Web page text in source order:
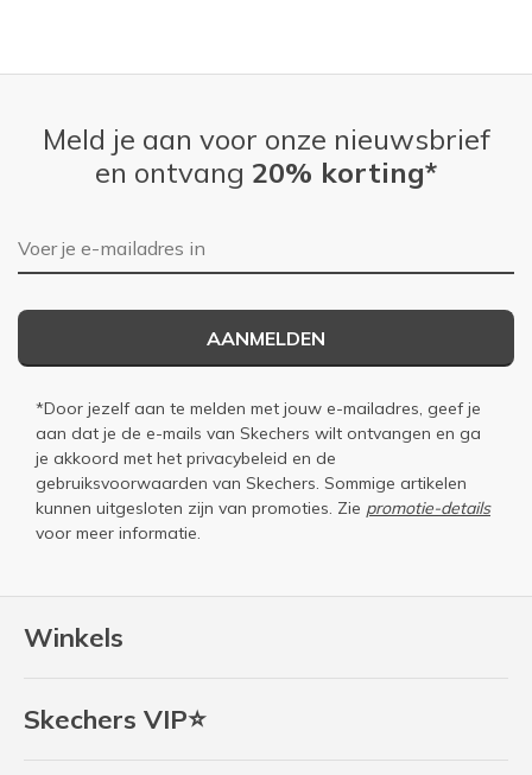
Winkels
Skechers VIP⭐
Meld je aan voor onze nieuwsbrief
en ontvang 20% korting*
E-mailadres
AANMELDEN
*Door jezelf aan te melden met jouw e-mailadres, geef je
aan dat je de e-mails van Skechers wilt ontvangen en ga
je akkoord met het privacybeleid en de
gebruiksvoorwaarden van Skechers. Sommige artikelen
kunnen uitgesloten zijn van promoties. Zie promotie-details
voor meer informatie.